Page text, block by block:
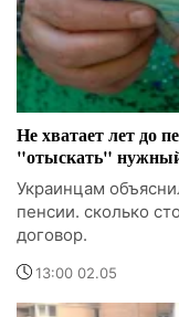
Не хватает лет до
"отыскать"
Украинцам
пенсии. сколько
договор.
13:00 02.05